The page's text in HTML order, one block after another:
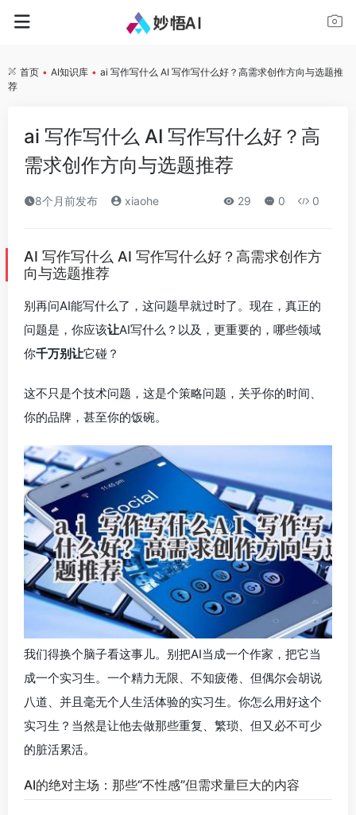
首页 • AI知识库 • ai 写作写什么 AI 写作写什么好？高需求创作方向与选题推
荐
ai 写作写什么 AI 写作写什么好？高
需求创作方向与选题推荐
8个月前发布 xiaohe 29 0 0
AI 写作写什么 AI 写作写什么好？高需求创作方
向与选题推荐
别再问AI能写什么了，这问题早就过时了。现在，真正的
问题是，你应该让AI写什么？以及，更重要的，哪些领域
你千万别让它碰？
这不只是个技术问题，这是个策略问题，关乎你的时间、
你的品牌，甚至你的饭碗。
我们得换个脑子看这事儿。别把AI当成一个作家，把它当
成一个实习生。一个精力无限、不知疲倦、但偶尔会胡说
八道、并且毫无个人生活体验的实习生。你怎么用好这个
实习生？当然是让他去做那些重复、繁琐、但又必不可少
的脏活累活。
AI的绝对主场：那些“不性感”但需求量巨大的内容